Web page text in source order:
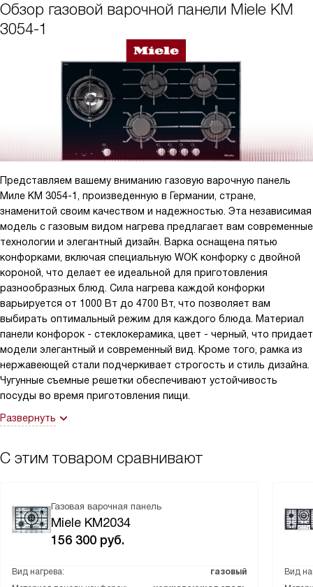
Обзор газовой варочной панели Miele KM
3054-1
Представляем вашему вниманию газовую варочную панель
Миле KM 3054-1, произведенную в Германии, стране,
знаменитой своим качеством и надежностью. Эта независимая
модель с газовым видом нагрева предлагает вам современные
технологии и элегантный дизайн. Варка оснащена пятью
конфорками, включая специальную WOK конфорку с двойной
короной, что делает ее идеальной для приготовления
разнообразных блюд. Сила нагрева каждой конфорки
варьируется от 1000 Вт до 4700 Вт, что позволяет вам
выбирать оптимальный режим для каждого блюда. Материал
панели конфорок - стеклокерамика, цвет - черный, что придает
модели элегантный и современный вид. Кроме того, рамка из
нержавеющей стали подчеркивает строгость и стиль дизайна.
Чугунные съемные решетки обеспечивают устойчивость
посуды во время приготовления пищи.
Развернуть
С этим товаром сравнивают
Газовая варочная панель
Miele KM2034
156 300 руб.
Вид нагрева:
газовый
Вид